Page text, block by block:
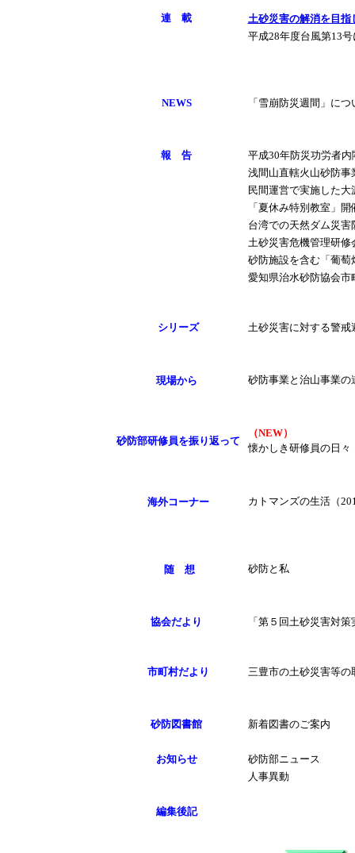
連 載
土砂災害の解消を目指
平成28年度台風第13
NEWS 「雪崩防災週間」につ
報 告
平成30年防災功労者
浅間山直轄火山砂防
民間運営で実施した
「夏休み特別教室」開
台湾での天然ダム災
土砂災害危機管理研修
砂防施設を含む「葡
愛知県治水砂防協会市
シリーズ 土砂災害に対する警
現場から 砂防事業と治山事業
砂防部研修員を振り返って
（NEW）
懐かしき研修員の日々
海外コーナー カトマンズの生活（
随 想 砂防と私
協会だより 「第５回土砂災害対
市町村だより 三豊市の土砂災害等の
砂防図書館 新着図書のご案内
お知らせ
砂防部ニュース
人事異動
編集後記